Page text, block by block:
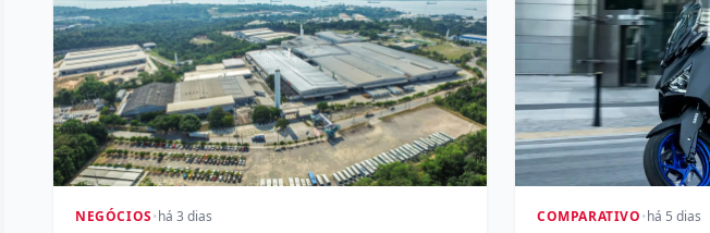
NEGÓCIOS•há 3 dias COMPARATIVO•há 5 dias